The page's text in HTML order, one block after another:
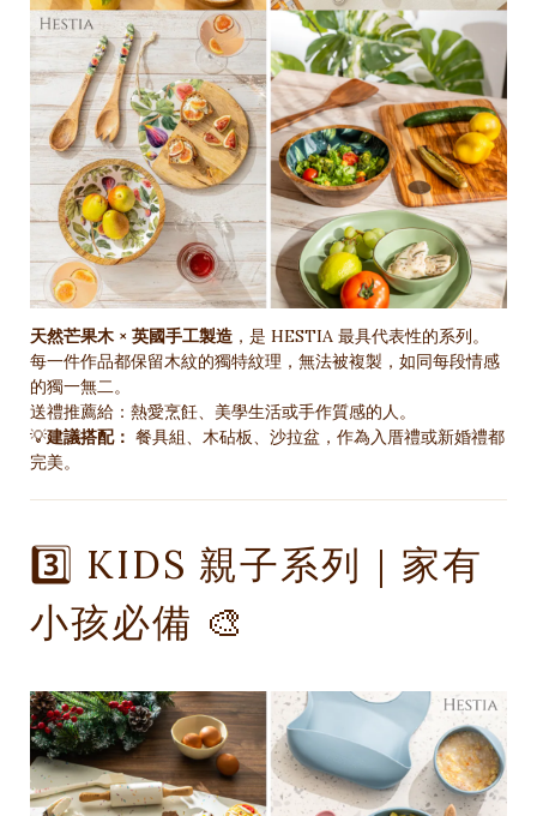
天然芒果木 × 英國手工製造 ，是 HESTIA 最具代表性的系列。
每一件作品都保留木紋的獨特紋理，無法被複製，如同每段情感
的獨一無二。
送禮推薦給：熱愛烹飪、美學生活或手作質感的人。
💡建議搭配： 餐具組、木砧板、沙拉盆，作為入厝禮或新婚禮都
完美。
3️⃣ KIDS 親子系列｜家有
小孩必備 🎨